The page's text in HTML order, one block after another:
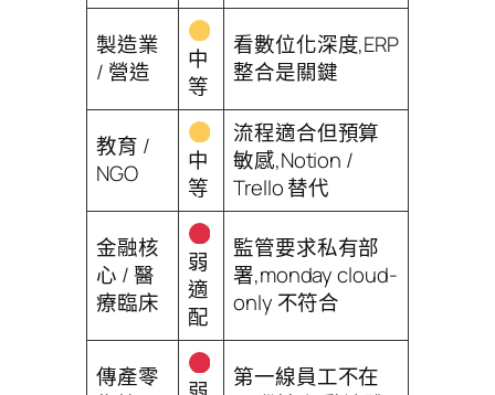
製造業
/ 營造
中
等
看數位化深度,ERP
整合是關鍵
教育 /
NGO
中
等
流程適合但預算
敏感,Notion /
Trello 替代
金融核
心 / 醫
療臨床
弱
適
配
監管要求私有部
署,monday cloud-
only 不符合
傳產零
第一線員工不在